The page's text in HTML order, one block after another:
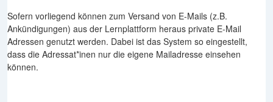
Sofern vorliegend können zum Versand von E-Mails (z.B.
Ankündigungen) aus der Lernplattform heraus private E-Mail
Adressen genutzt werden. Dabei ist das System so eingestellt,
dass die Adressat*inen nur die eigene Mailadresse einsehen
können.